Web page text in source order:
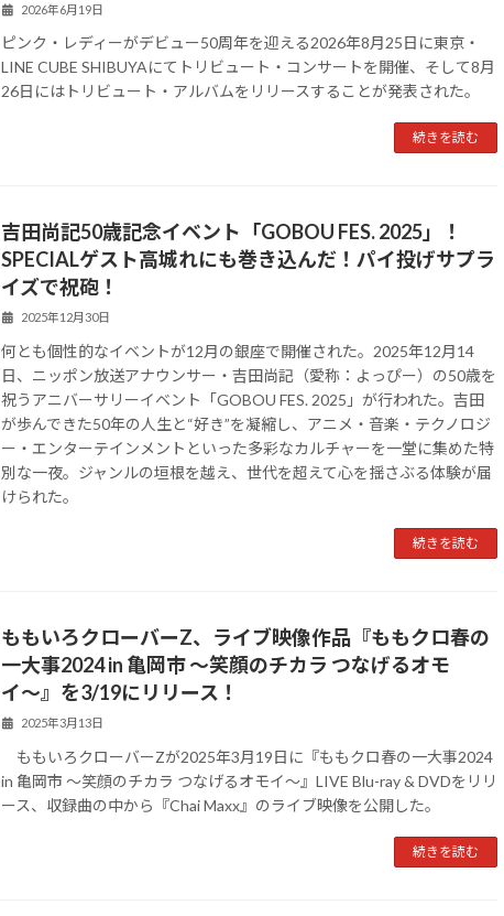
2026年6月19日
ピンク・レディーがデビュー50周年を迎える2026年8月25日に東京・
LINE CUBE SHIBUYAにてトリビュート・コンサートを開催、そして8月
26日にはトリビュート・アルバムをリリースすることが発表された。
続きを読む
吉田尚記50歳記念イベント「GOBOU FES. 2025」！
SPECIALゲスト高城れにも巻き込んだ！パイ投げサプラ
イズで祝砲！
2025年12月30日
何とも個性的なイベントが12月の銀座で開催された。2025年12月14
日、ニッポン放送アナウンサー・吉田尚記（愛称：よっぴー）の50歳を
祝うアニバーサリーイベント「GOBOU FES. 2025」が行われた。吉田
が歩んできた50年の人生と“好き”を凝縮し、アニメ・音楽・テクノロジ
ー・エンターテインメントといった多彩なカルチャーを一堂に集めた特
別な一夜。ジャンルの垣根を越え、世代を超えて心を揺さぶる体験が届
けられた。
続きを読む
ももいろクローバーZ、ライブ映像作品『ももクロ春の
一大事2024 in 亀岡市 〜笑顔のチカラ つなげるオモ
イ〜』を3/19にリリース！
2025年3月13日
ももいろクローバーZが2025年3月19日に『ももクロ春の一大事2024
in 亀岡市 〜笑顔のチカラ つなげるオモイ〜』LIVE Blu-ray & DVDをリリ
ース、収録曲の中から『Chai Maxx』のライブ映像を公開した。
続きを読む